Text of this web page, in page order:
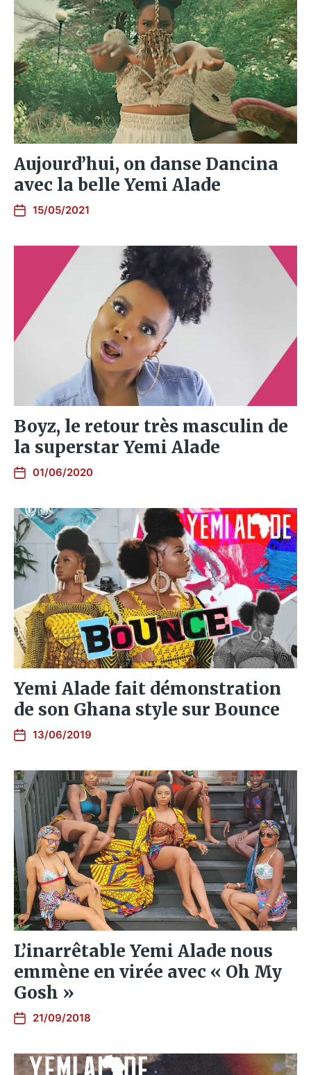
Aujourd’hui, on danse Dancina
avec la belle Yemi Alade
15/05/2021
Boyz, le retour très masculin de
la superstar Yemi Alade
01/06/2020
Yemi Alade fait démonstration
de son Ghana style sur Bounce
13/06/2019
L’inarrêtable Yemi Alade nous
emmène en virée avec « Oh My
Gosh »
21/09/2018